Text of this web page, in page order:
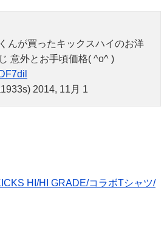
んが買ったキックスハイのお洋
意外とお手頃価格( ^o^ )
2014, 11月 1
HI/HI GRADE/コラボTシャツ/